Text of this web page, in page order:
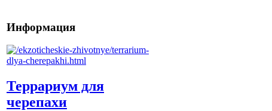
Информация
Террариум для
черепахи